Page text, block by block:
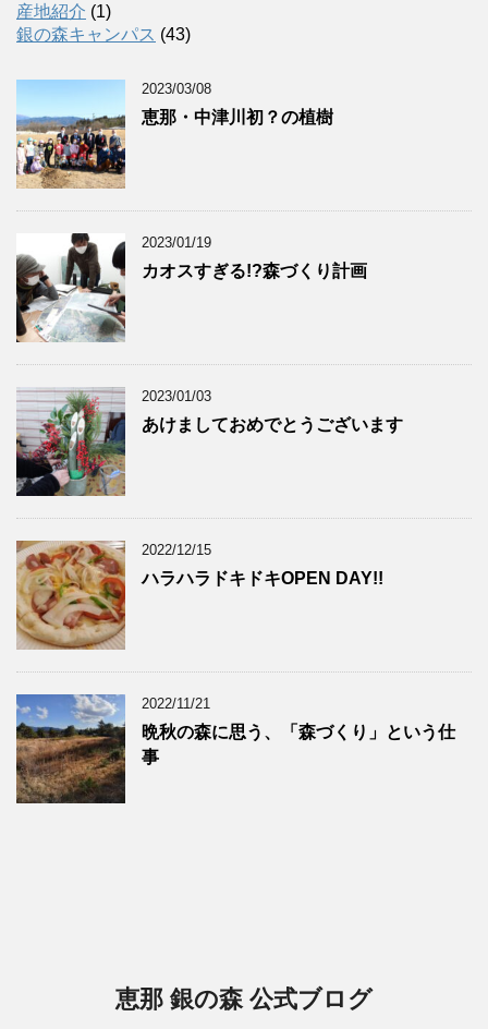
産地紹介 (1)
銀の森キャンパス (43)
2023/03/08
恵那・中津川初？の植樹
2023/01/19
カオスすぎる!?森づくり計画
2023/01/03
あけましておめでとうございます
2022/12/15
ハラハラドキドキOPEN DAY!!
2022/11/21
晩秋の森に思う、「森づくり」という仕
事
恵那 銀の森 公式ブログ